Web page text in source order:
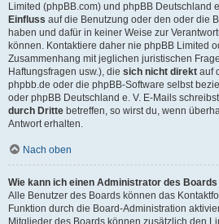
Limited (phpBB.com) und phpBB Deutschland
Einfluss auf die Benutzung oder den oder die
haben und dafür in keiner Weise zur
können. Kontaktiere daher nie phpBB Limited
Zusammenhang mit jeglichen juristischen
Haftungsfragen usw.), die sich nicht direkt auf
phpbb.de oder die phpBB-Software selbst
oder phpBB Deutschland e. V. E-Mails
durch Dritte betreffen, so wirst du, wenn
Antwort erhalten.
Nach oben
Wie kann ich einen Administrator des
Alle Benutzer des Boards können das
Funktion durch die Board-Administration
Mitglieder des Boards können zusätzlich den